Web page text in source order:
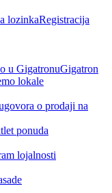
lozinkaRegistracija
u GigatronuGigatron
lokale
o prodaji na
ponuda
lojalnosti